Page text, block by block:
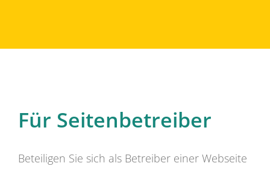
Für Seitenbetreiber
Beteiligen Sie sich als Betreiber einer Webseite